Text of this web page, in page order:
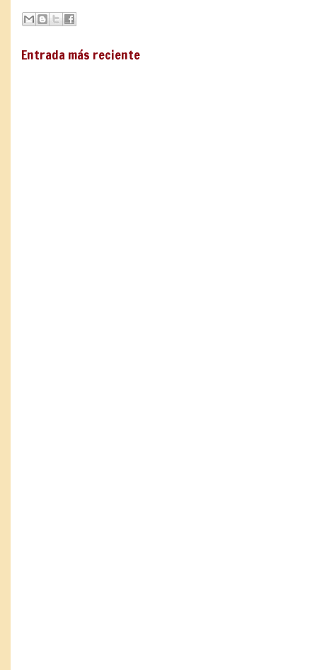
Entrada más reciente